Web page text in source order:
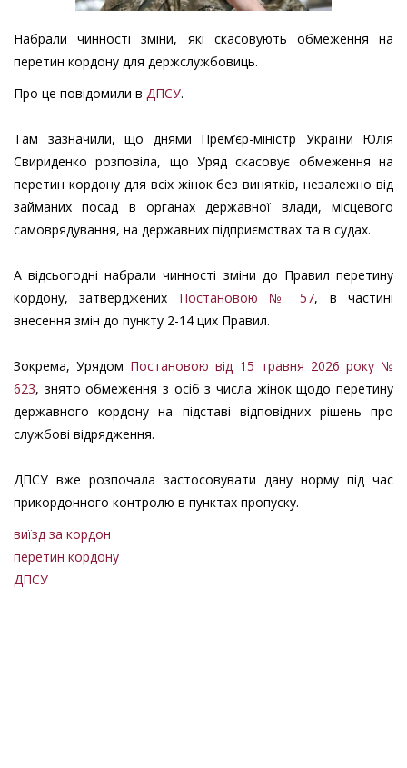
Набрали чинності зміни, які скасовують обмеження на
перетин кордону для держслужбовиць.
Про це повідомили в ДПСУ.
Там зазначили, що днями Прем’єр-міністр України Юлія
Свириденко розповіла, що Уряд скасовує обмеження на
перетин кордону для всіх жінок без винятків, незалежно від
займаних посад в органах державної влади, місцевого
самоврядування, на державних підприємствах та в судах.
А відсьогодні набрали чинності зміни до Правил перетину
кордону, затверджених Постановою № 57, в частині
внесення змін до пункту 2-14 цих Правил.
Зокрема, Урядом Постановою від 15 травня 2026 року №
623, знято обмеження з осіб з числа жінок щодо перетину
державного кордону на підставі відповідних рішень про
службові відрядження.
ДПСУ вже розпочала застосовувати дану норму під час
прикордонного контролю в пунктах пропуску.
виїзд за кордон
перетин кордону
ДПСУ